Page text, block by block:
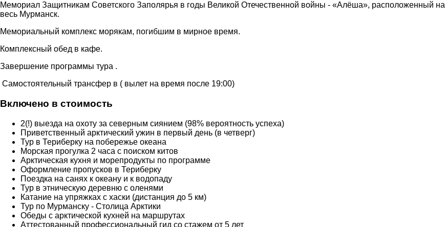
Мемориал Защитникам Советского Заполярья в годы Великой Отечественной войны - «Алёша», расположенный
весь Мурманск.
Мемориальный комплекс морякам, погибшим в мирное время.
Комплексный обед в кафе.
Завершение программы тура .
Самостоятельный трансфер в ( вылет на время после 19:00)
Включено в стоимость
2(!) выезда на охоту за северным сиянием (98% вероятность успеха)
Приветственный арктический ужин в первый день (в четверг)
Тур в Териберку на побережье океана
Морская прогулка 2 часа с поиском китов
Арктическая кухня и морепродукты по программе
Оформление пропусков в Териберку
Поездка на санях к океану и к водопаду
Тур в этническую деревню с оленями
Катание на упряжках с хаски (дистанция до 5 км)
Тур по Мурманску - Столица Арктики
Обеды с арктической кухней на маршрутах
Аттестованный профессиональный гид со стажем от 5 лет